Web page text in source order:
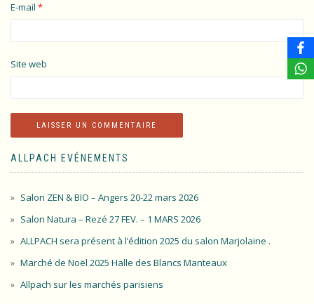
E-mail *
Site web
ALLPACH EVÉNEMENTS
Salon ZEN & BIO – Angers 20-22 mars 2026
Salon Natura – Rezé 27 FEV. – 1 MARS 2026
ALLPACH sera présent à l’édition 2025 du salon Marjolaine .
Marché de Noël 2025 Halle des Blancs Manteaux
Allpach sur les marchés parisiens